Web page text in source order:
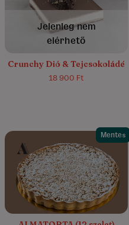
5.0/5
(1)
Jelenleg nem
elérhető
Crunchy Dió & Tejcsokoládé
18 900 Ft
Mentes
5.0/5 (4)